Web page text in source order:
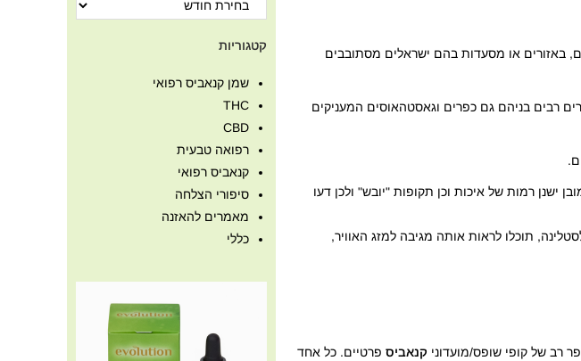
באזורים או מסעדות בהם ישראלים מסתובבים
רבים בניהם גם כפרים וגאסטהאוסים המעניקים
נע בין 800-1500 רופי באזורי צפון הודו, כמובן ישנן רמות של איכות וכן תקופות "יובש" ולכן דעו
תוכלו לראות אותה מגיבה למזג האוויר,
רב של קופי שופס/מועדוני קנאביס פרטיים. כל אחד
קטגוריות
שמן קנאביס רפואי
THC
CBD
רפואה טבעית
קנאביס רפואי
סיפורי הצלחה
מאמרים להאזנה
כללי